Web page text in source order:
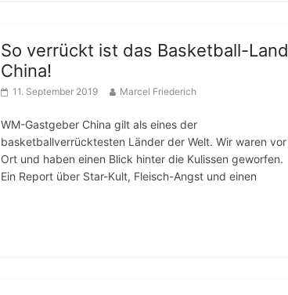
So verrückt ist das Basketball-Land
China!
11. September 2019 Marcel Friederich
WM-Gastgeber China gilt als eines der
basketballverrücktesten Länder der Welt. Wir waren vor
Ort und haben einen Blick hinter die Kulissen geworfen.
Ein Report über Star-Kult, Fleisch-Angst und einen